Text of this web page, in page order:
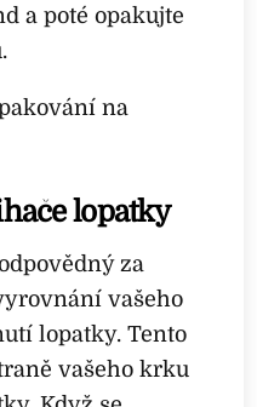
a poté opakujte
na
lopatky
za
vašeho
lopatky. Tento
vašeho krku